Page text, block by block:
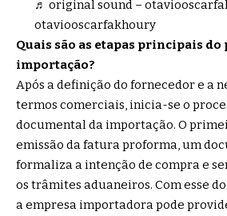
♬ original sound –
otaviooscarfakhoury
Quais são as etapas principais do
importação?
Após a definição do fornecedor e a
termos comerciais, inicia-se o
documental da importação. O
emissão da fatura proforma, um
formaliza a intenção de compra e
os trâmites aduaneiros. Com esse
a empresa importadora pode